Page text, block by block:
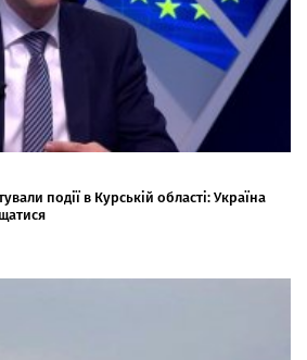
події в Курській області: Україна